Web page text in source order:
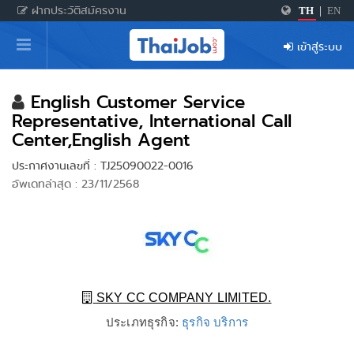
ฝากประวัติสมัครงาน TH EN
หน้าหลัก
ผู้สมัครงาน: เข้าสู่ระบบ
ฝากประวัติสมัครงาน
เกร็ดความรู้
เข้าสู่ระบบ
English Customer Service
Representative, International Call
Center,English Agent
ประกาศงานเลขที่ : TJ25090022-0016
อัพเดทล่าสุด : 23/11/2568
SKY CC COMPANY LIMITED.
ประเภทธุรกิจ: ธุรกิจ บริการ